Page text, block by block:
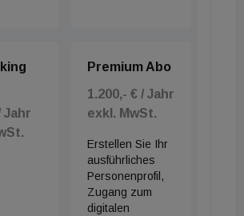
Jahr
Premium Abo
1.200,- € / Jahr
exkl. MwSt.
Erstellen Sie Ihr
ausführliches
Personenprofil,
Zugang zum
digitalen